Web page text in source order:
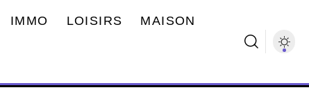
IMMO LOISIRS MAISON